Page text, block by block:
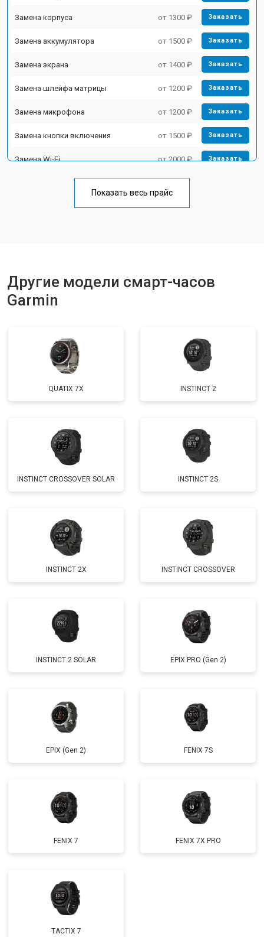
Замена корпуса от 1300 ₽ Заказать
Замена аккумулятора от 1500 ₽ Заказать
Замена экрана от 1400 ₽ Заказать
Замена шлейфа матрицы от 1200 ₽ Заказать
Замена микрофона от 1200 ₽ Заказать
Замена кнопки включения от 1500 ₽ Заказать
Замена Wi-Fi от 2000 ₽ Заказать
Показать весь прайс
Другие модели смарт-часов
Garmin
QUATIX 7X INSTINCT 2
INSTINCT CROSSOVER SOLAR INSTINCT 2S
INSTINCT 2X INSTINCT CROSSOVER
INSTINCT 2 SOLAR EPIX PRO (Gen 2)
EPIX (Gen 2) FENIX 7S
FENIX 7 FENIX 7X PRO
TACTIX 7